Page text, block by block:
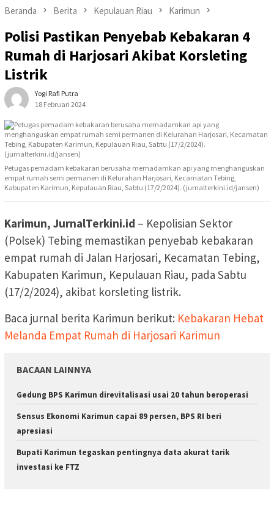
Beranda Berita Kepulauan Riau Karimun
Polisi Pastikan Penyebab Kebakaran 4
Rumah di Harjosari Akibat Korsleting
Listrik
Yogi Rafi Putra
18 Februari 2024
Petugas pemadam kebakaran berusaha memadamkan api yang menghanguskan
empat rumah semi permanen di Kelurahan Harjosari, Kecamatan Tebing,
Kabupaten Karimun, Kepulauan Riau, Sabtu (17/2/2024). (jurnalterkini.id/jansen)
Karimun, JurnalTerkini.id – Kepolisian Sektor
(Polsek) Tebing memastikan penyebab kebakaran
empat rumah di Jalan Harjosari, Kecamatan Tebing,
Kabupaten Karimun, Kepulauan Riau, pada Sabtu
(17/2/2024), akibat korsleting listrik.
Baca jurnal berita Karimun berikut: Kebakaran Hebat
Melanda Empat Rumah di Harjosari Karimun
BACAAN LAINNYA
Gedung BPS Karimun direvitalisasi usai 20 tahun beroperasi
Sensus Ekonomi Karimun capai 89 persen, BPS RI beri
apresiasi
Bupati Karimun tegaskan pentingnya data akurat tarik
investasi ke FTZ